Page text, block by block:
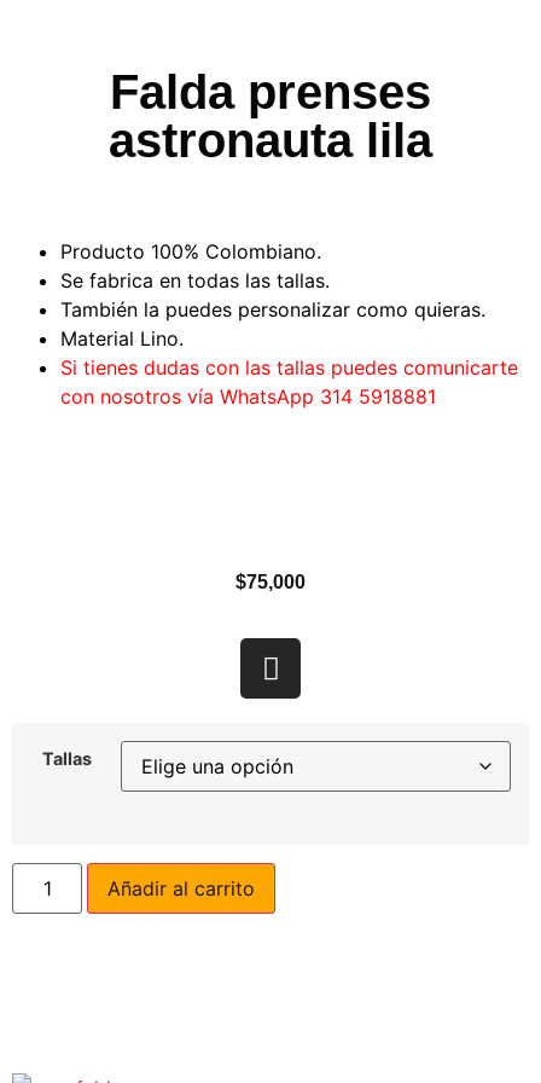
Falda prenses
astronauta lila
Producto 100% Colombiano.
Se fabrica en todas las tallas.
También la puedes personalizar como quieras.
Material Lino.
Si tienes dudas con las tallas puedes comunicarte
con nosotros vía WhatsApp 314 5918881
$75,000
Tallas
Añadir al carrito